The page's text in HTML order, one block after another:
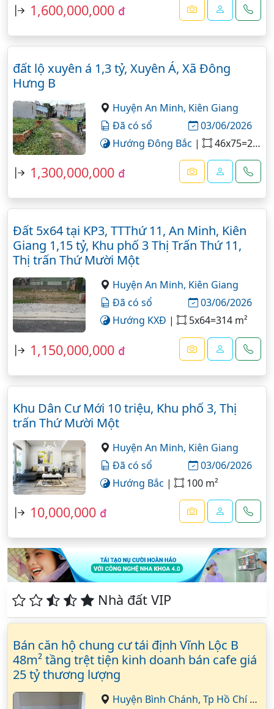
1,600,000,000 đ
đất lộ xuyên á 1,3 tỷ, Xuyên Á, Xã Đông
Hưng B
Huyện An Minh, Kiên Giang
Đã có sổ
03/06/2026
Hướng Đông Bắc | 46x75=2500 m²
1,300,000,000 đ
Đất 5x64 tại KP3, TTThứ 11, An Minh, Kiên
Giang 1,15 tỷ, Khu phố 3 Thị Trấn Thứ 11,
Thị trấn Thứ Mười Một
Huyện An Minh, Kiên Giang
Đã có sổ
03/06/2026
Hướng KXĐ | 5x64=314 m²
1,150,000,000 đ
Khu Dân Cư Mới 10 triệu, Khu phố 3, Thị
trấn Thứ Mười Một
Huyện An Minh, Kiên Giang
Đã có sổ
03/06/2026
Hướng Bắc | 100 m²
10,000,000 đ
Nhà đất VIP
Bán căn hộ chung cư tái định Vĩnh Lộc B
48m² tầng trệt tiện kinh doanh bán cafe giá
25 tỷ thương lượng
Huyện Bình Chánh,Tp Hồ Chí Minh